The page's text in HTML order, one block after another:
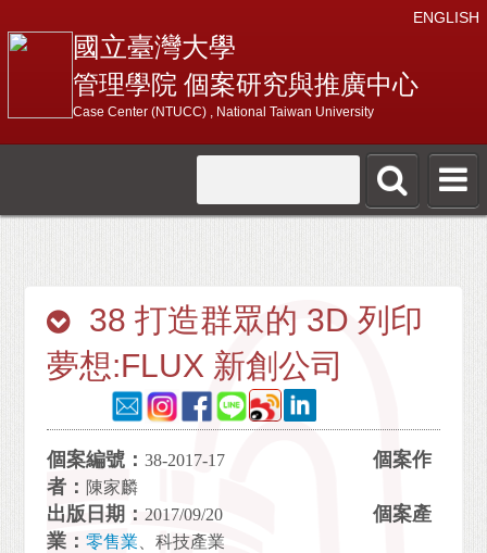
ENGLISH
國立臺灣大學
管理學院 個案研究與推廣中心
Case Center (NTUCC) , National Taiwan University
38 打造群眾的 3D 列印
夢想:FLUX 新創公司
個案編號：38-2017-17個案作
者： 陳家麟
出版日期：2017/09/20
個案產
業：零售業 、科技產業